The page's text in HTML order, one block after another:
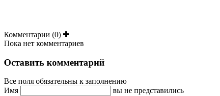
Комментарии (0)
Пока нет комментариев
Оставить комментарий
Все поля обязательны к заполнению
Имя
вы не представились